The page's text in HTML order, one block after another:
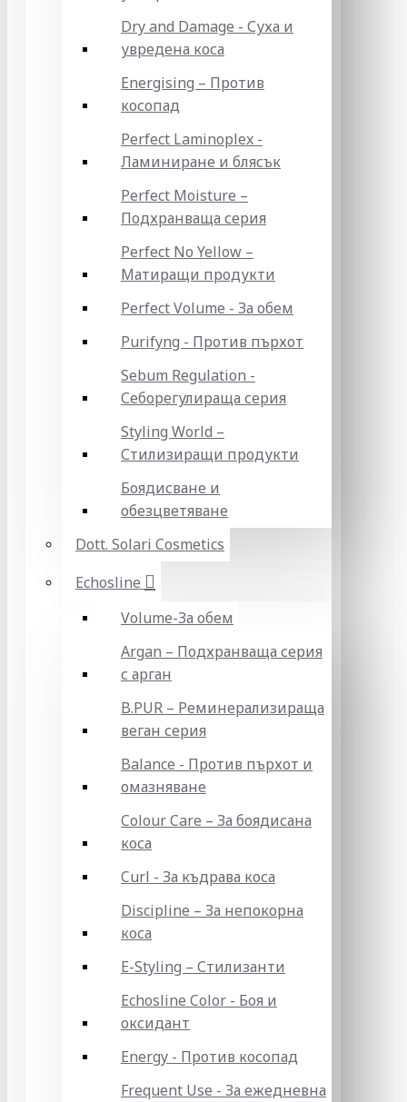
Dry and Damage - Суха и
увредена коса
Energising – Против
косопад
Perfect Laminoplex -
Ламиниране и блясък
Perfect Moisture –
Подхранваща серия
Perfect No Yellow –
Матиращи продукти
Perfect Volume - За обем
Purifyng - Против пърхот
Sebum Regulation -
Себорегулираща серия
Styling World –
Стилизиращи продукти
Боядисване и
обезцветяване
Dott. Solari Cosmetics
Echosline
Volume-За обем
Argan – Подхранваща серия
с арган
B.PUR – Реминерализираща
веган серия
Balance - Против пърхот и
омазняване
Colour Care – За боядисана
коса
Curl - За къдрава коса
Discipline – За непокорна
коса
E-Styling – Стилизанти
Echosline Color - Боя и
оксидант
Energy - Против косопад
Frequent Use - За ежедневна